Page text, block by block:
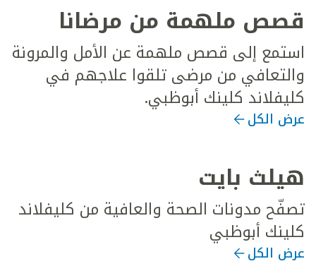
قصص ملهمة من مرضانا
استمع إلى قصص ملهمة عن الأمل والمرونة
والتعافي من مرضى تلقوا علاجهم في
كليفلاند كلينك أبوظبي.
عرض الكل
هيلث بايت
تصفّح مدونات الصحة والعافية من كليفلاند
كلينك أبوظبي
عرض الكل